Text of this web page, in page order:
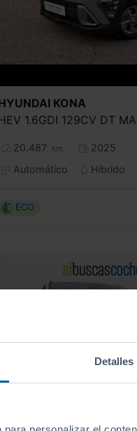
Detalles
KONA
1.6GDI 129CV DT
20.487 km
2025
Automático
Híbrido
ECO